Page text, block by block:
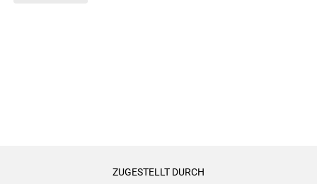
ZUGESTELLT DURCH